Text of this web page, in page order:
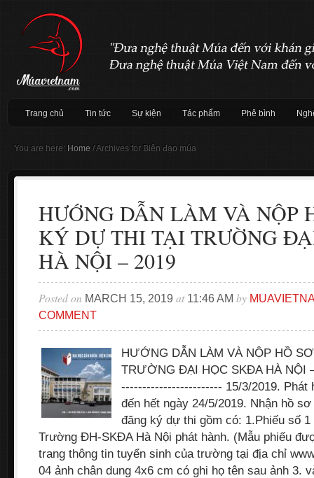
Trang chủ Tin tức Sự kiện Tác phẩm Phê bình
You are here: Home /Archives for Biên đạo múa
HƯỚNG DẪN LÀM VÀ NỘP
KÝ DỰ THI TẠI TRƯỜNG
HÀ NỘI – 2019
Posted on MARCH 15, 2019 at 11:46 AM by
COMMENT
HƯỚNG DẪN LÀM VÀ NỘP HỒ
TRƯỜNG ĐẠI HỌC SKĐA HÀ NỘI
------------------------ 15/3/2019. Phát
đến hết ngày 24/5/2019. Nhận hồ
đăng ký dự thi gồm có: 1.Phiếu số
Trường ĐH-SKĐA Hà Nội phát hành. (Mẫu phiếu
trang thông tin tuyển sinh của trường tại địa chỉ
04 ảnh chân dung 4x6 cm có ghi họ tên sau ảnh 3.